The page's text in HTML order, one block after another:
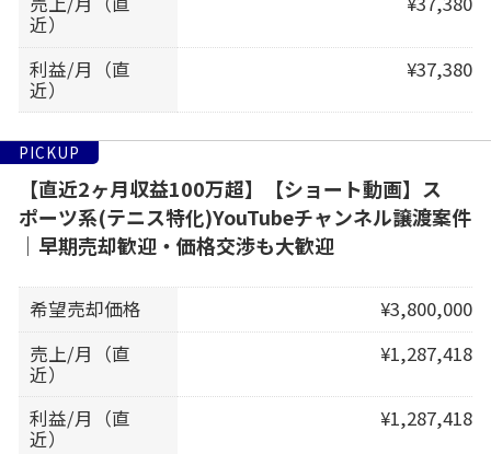
近）
利益/月（直
近）
¥37,380
PICKUP
【直近2ヶ月収益100万超】【ショート動画】ス
ポーツ系(テニス特化)YouTubeチャンネル譲渡案件
｜早期売却歓迎・価格交渉も大歓迎
希望売却価格
¥3,800,000
売上/月（直
近）
¥1,287,418
利益/月（直
近）
¥1,287,418